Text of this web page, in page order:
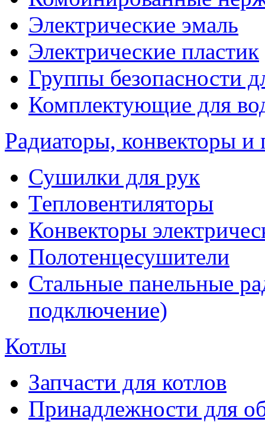
Электрические эмаль
Электрические пластик
Группы безопасности
Комплектующие для
Радиаторы, конвекторы и
Сушилки для рук
Тепловентиляторы
Конвекторы
Полотенцесушители
Стальные панельные
подключение)
Котлы
Запчасти для котлов
Принадлежности для